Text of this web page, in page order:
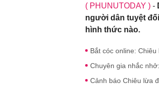
( PHUNUTODAY ) -
người dân tuyệt
hình thức nào.
Bắt cóc online:
Chuyên gia nhắc
Cảnh báo Chiêu lừa